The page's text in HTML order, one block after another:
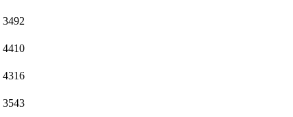
3492
4410
4316
3543